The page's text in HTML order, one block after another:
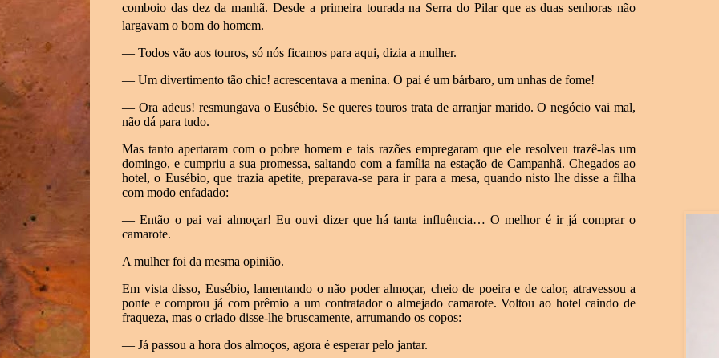
comboio das dez da manhã. Desde a primeira tourada na Serra do Pilar que as duas senhoras não
largavam o bom do homem.
— Todos vão aos touros, só nós ficamos para aqui, dizia a mulher.
— Um divertimento tão chic! acrescentava a menina. O pai é um bárbaro, um unhas de fome!
— Ora adeus! resmungava o Eusébio. Se queres touros trata de arranjar marido. O negócio vai mal,
não dá para tudo.
Mas tanto apertaram com o pobre homem e tais razões empregaram que ele resolveu trazê-las um
domingo, e cumpriu a sua promessa, saltando com a família na estação de Campanhã. Chegados ao
hotel, o Eusébio, que trazia apetite, preparava-se para ir para a mesa, quando nisto lhe disse a filha
com modo enfadado:
— Então o pai vai almoçar! Eu ouvi dizer que há tanta influência… O melhor é ir já comprar o
camarote.
A mulher foi da mesma opinião.
Em vista disso, Eusébio, lamentando o não poder almoçar, cheio de poeira e de calor, atravessou a
ponte e comprou já com prêmio a um contratador o almejado camarote. Voltou ao hotel caindo de
fraqueza, mas o criado disse-lhe bruscamente, arrumando os copos:
— Já passou a hora dos almoços, agora é esperar pelo jantar.